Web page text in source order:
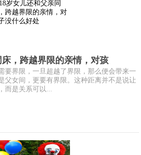
，跨越界限的亲情，对孩
要界限，一旦超越了界限，那么便会带来一
父女间，更要有界限。这种距离并不是说让
而是关系可以...